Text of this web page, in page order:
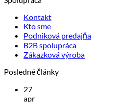
Kontakt
Kto sme
Podniková predajňa
B2B spolupráca
Zákazková výroba
Posledné články
27
apr